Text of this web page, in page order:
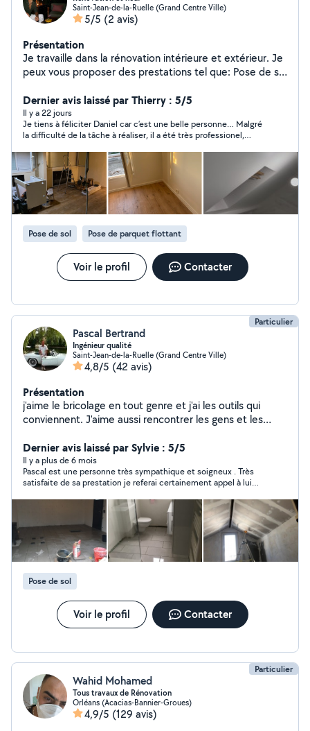
Saint-Jean-de-la-Ruelle (Grand Centre Ville)
5/5 (2 avis)
Présentation
Je travaille dans la rénovation intérieure et extérieur. Je
peux vous proposer des prestations tel que: Pose de sol
salle de bain, chambre, etc). Placo ( création de pièces,
cloison et plafond). Création de Terrasse (fondation,
dallage) Travaux de maçonnerie (agrandissement,
clôture parpaing ou rigide, enduit gratter, enduit effet
pierre). Peinture (intérieur et extérieur) Pose élément
déco (verrière, porte coulissante). Pose de menuiserie
(porte intérieur, extérieur et fenêtre).
Dernier avis laissé par Thierry : 5/5
Il y a 22 jours
Je tiens à féliciter Daniel car c’est une belle personne… Malgré
la difficulté de la tâche à réaliser, il a été très professionel,
l’environnement dans lequel il a évolué. Cela devient tellement
rare de trouver des jeunes motivés et travailleurs. Je
recommande à 100%. Un très grand merci à lui car j’en suis très
satisfait.
Pose de sol Pose de parquet flottant
Voir le profil Contacter
Particulier
Pascal Bertrand
Ingénieur qualité
Saint-Jean-de-la-Ruelle (Grand Centre Ville)
4,8/5 (42 avis)
Présentation
j'aime le bricolage en tout genre et j'ai les outils qui
conviennent. J'aime aussi rencontrer les gens et les
passionné de mécanique. Cordialement , Pascal
Dernier avis laissé par Sylvie : 5/5
Il y a plus de 6 mois
Pascal est une personne très sympathique et soigneux . Très
satisfaite de sa prestation je referai certainement appel à lui
Pose de sol
Voir le profil Contacter
Particulier
Wahid Mohamed
Tous travaux de Rénovation
Orléans (Acacias-Bannier-Groues)
4,9/5 (129 avis)